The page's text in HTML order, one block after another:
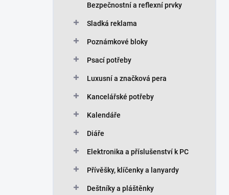
Bezpečnostní a reflexní prvky
Sladká reklama
Poznámkové bloky
Psací potřeby
Luxusní a značková pera
Kancelářské potřeby
Kalendáře
Diáře
Elektronika a příslušenství k PC
Přívěšky, klíčenky a lanyardy
Deštníky a pláštěnky